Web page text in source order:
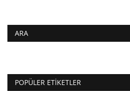
ARA
POPÜLER ETIKETLER